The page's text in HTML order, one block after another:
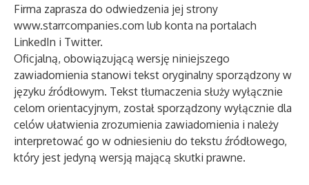
Firma zaprasza do odwiedzenia jej strony
www.starrcompanies.com lub konta na portalach
LinkedIn i Twitter.
Oficjalną, obowiązującą wersję niniejszego
zawiadomienia stanowi tekst oryginalny sporządzony w
języku źródłowym. Tekst tłumaczenia służy wyłącznie
celom orientacyjnym, został sporządzony wyłącznie dla
celów ułatwienia zrozumienia zawiadomienia i należy
interpretować go w odniesieniu do tekstu źródłowego,
który jest jedyną wersją mającą skutki prawne.